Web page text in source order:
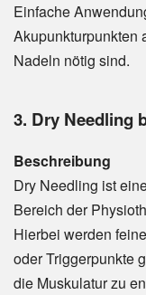
Einfache
Akupunkturpunkten
Nadeln nötig sind.
3. Dry Needling
Beschreibung
Dry Needling ist
Bereich der
Hierbei werden
oder Triggerpunkte
die Muskulatur zu